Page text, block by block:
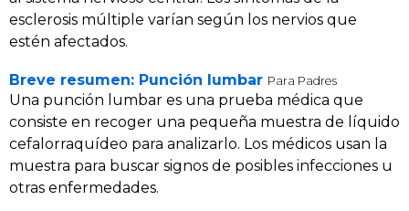
esclerosis múltiple varían según los nervios que
estén afectados.
Breve resumen: Punción lumbar Para Padres
Una punción lumbar es una prueba médica que
consiste en recoger una pequeña muestra de líquido
cefalorraquídeo para analizarlo. Los médicos usan la
muestra para buscar signos de posibles infecciones u
otras enfermedades.